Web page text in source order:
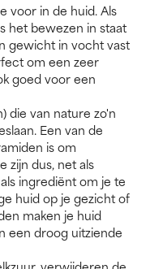
voor in de huid. Als
het bewezen in staat
gewicht in vocht vast
om een zeer
goed voor een
die van nature zo'n
Een van de
is om
zijn dus, net als
ingrediënt om je te
huid op je gezicht of
maken je huid
een droog uitziende